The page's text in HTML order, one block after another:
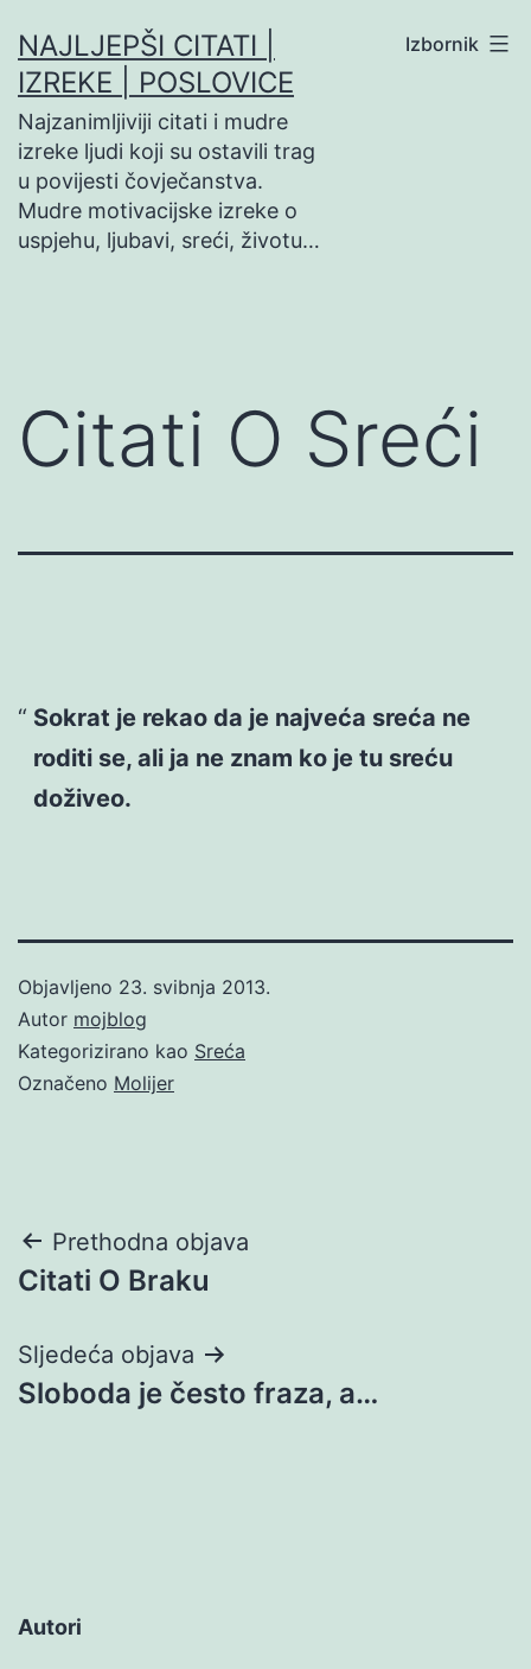
na
sadržaj
NAJLJEPŠI CITATI |
IZREKE | POSLOVICE
Najzanimljiviji citati i mudre
izreke ljudi koji su ostavili trag
u povijesti čovječanstva.
Mudre motivacijske izreke o
uspjehu, ljubavi, sreći, životu…
Izbornik
Citati O Sreći
Sokrat je rekao da je najveća sreća ne
roditi se, ali ja ne znam ko je tu sreću
doživeo.
Objavljeno 23. svibnja 2013.
Autor mojblog
Kategorizirano kao Sreća
Označeno Molijer
Navigacija
objava
Prethodna objava
Citati O Braku
Sljedeća objava
Sloboda je često fraza, a…
Autori